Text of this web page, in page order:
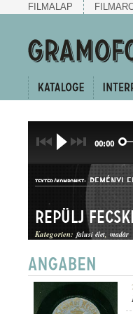
FILMALAP
00:00
TEXTER/KOMPONIST: REMÉNYI
DAL
Repülj
Kategorien: falusi élet madár